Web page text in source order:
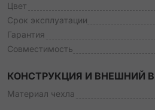
Цвет
Срок эксплуатации
Гарантия
Совместимость
КОНСТРУКЦИЯ И ВНЕШНИЙ
Материал чехла